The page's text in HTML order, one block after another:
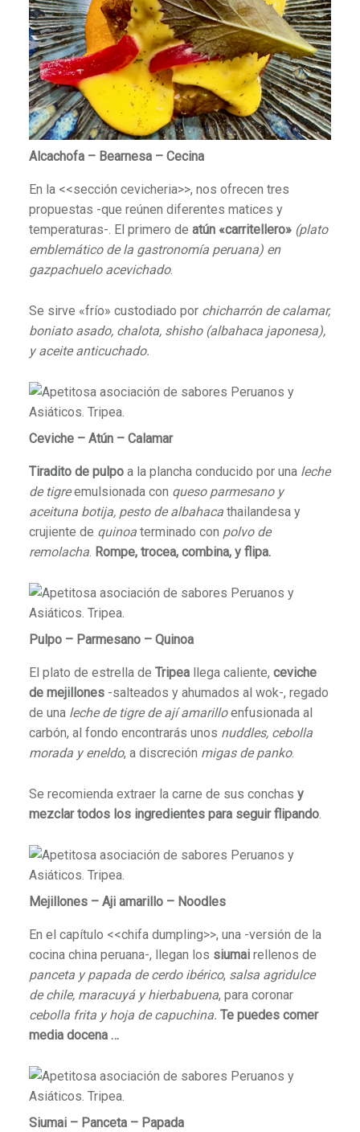
Alcachofa – Bearnesa – Cecina
En la <<sección cevicheria>>, nos ofrecen tres
propuestas -que reúnen diferentes matices y
temperaturas-. El primero de atún «carritellero» (plato
emblemático de la gastronomía peruana) en
gazpachuelo acevichado.
Se sirve «frío» custodiado por chicharrón de calamar,
boniato asado, chalota, shisho (albahaca japonesa),
y aceite anticuchado.
Ceviche – Atún – Calamar
Tiradito de pulpoa la plancha conducido por una leche
de tigreemulsionada con queso parmesano y
aceituna botija, pesto de albahacathailandesa y
crujiente de quinoaterminado con polvo de
remolacha. Rompe, trocea, combina, y flipa.
Pulpo – Parmesano – Quinoa
El plato de estrella de Tripeallega caliente, ceviche
de mejillones-salteados y ahumados al wok-, regado
de una leche de tigre de ají amarilloenfusionada al
carbón, al fondo encontrarás unos nuddles, cebolla
morada y eneldo, a discreción migas de panko.
Se recomienda extraer la carne de sus conchas y
mezclar todos los ingredientes para seguir flipando.
Mejillones – Aji amarillo – Noodles
En el capítulo <<chifa dumpling>>, una -versión de la
cocina china peruana-, llegan los siumairellenos de
panceta y papada de cerdo ibérico, salsa agridulce
de chile, maracuyá y hierbabuena, para coronar
cebolla frita y hoja de capuchina. Te puedes comer
media docena …
Siumai – Panceta – Papada